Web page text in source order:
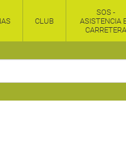
CLUB
SOS -
ASISTENCIA
CARRETERA